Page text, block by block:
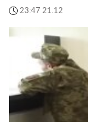
23:47 21.12